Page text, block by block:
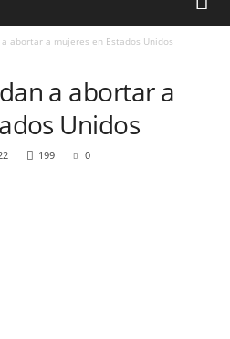
abortar a mujeres en Estados Unidos
a abortar a
Unidos
199 0